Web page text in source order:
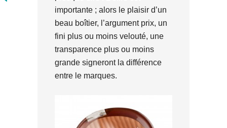
importante ; alors le plaisir d’un
beau boîtier, l’argument prix, un
fini plus ou moins velouté, une
transparence plus ou moins
grande signeront la différence
entre le marques.